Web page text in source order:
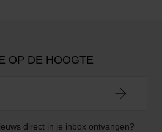
OP DE HOOGTE
direct in je inbox ontvangen?